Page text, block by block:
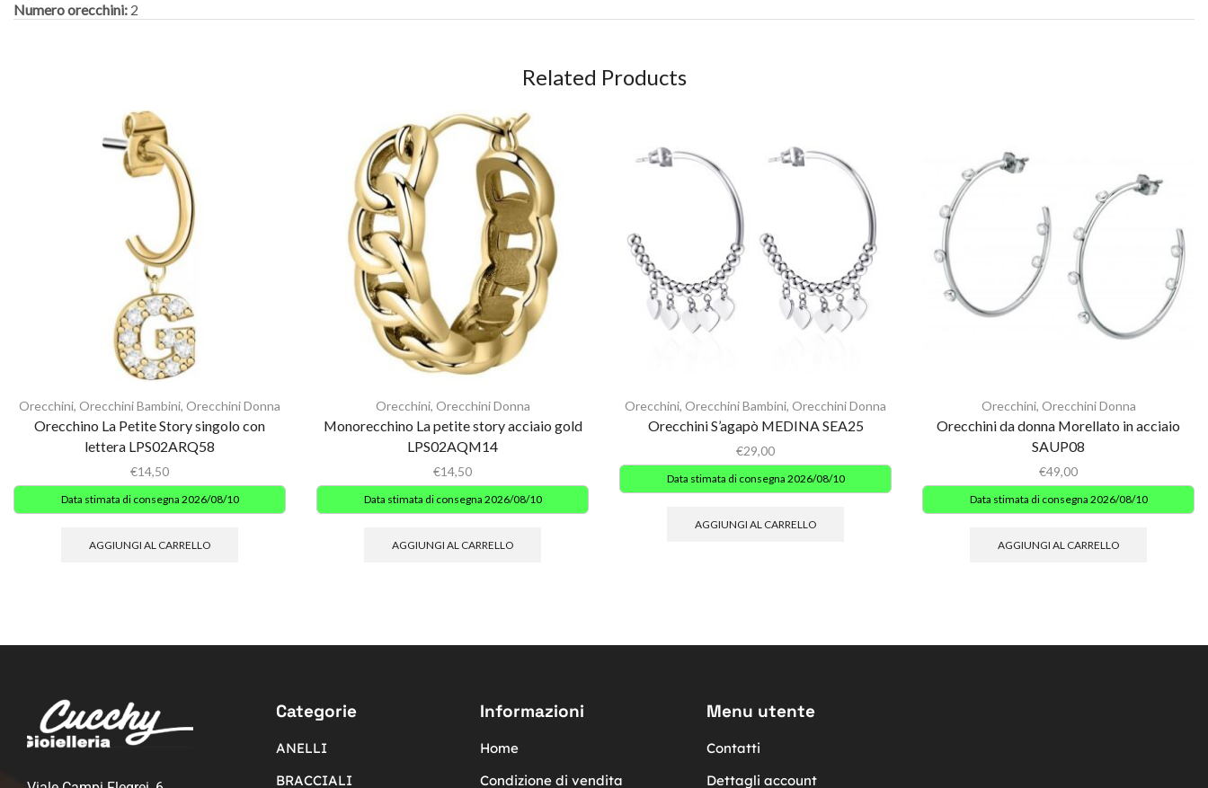
Numero orecchini: 2
Related Products
Orecchini, Orecchini Bambini, Orecchini Donna
Orecchino La Petite Story singolo con
lettera LPS02ARQ58
€14,50
Data stimata di consegna 2026/08/10
AGGIUNGI AL CARRELLO
Orecchini, Orecchini Donna
Monorecchino La petite story acciaio gold
LPS02AQM14
€14,50
Data stimata di consegna 2026/08/10
AGGIUNGI AL CARRELLO
Orecchini, Orecchini Bambini, Orecchini Donna
Orecchini S’agapò MEDINA SEA25
€29,00
Data stimata di consegna 2026/08/10
AGGIUNGI AL CARRELLO
Orecchini, Orecchini Donna
Orecchini da donna Morellato in acciaio
SAUP08
€49,00
Data stimata di consegna 2026/08/10
AGGIUNGI AL CARRELLO
Categorie
ANELLI
BRACCIALI
Informazioni
Home
Condizione di vendita
Menu utente
Contatti
Dettagli account